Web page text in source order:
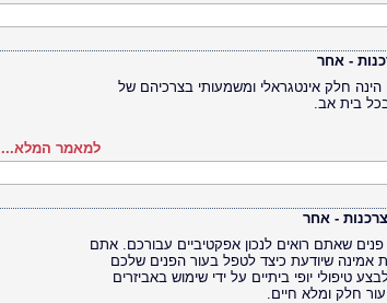
- אחר
חלק אינטגראלי ומשמעותי בצרכיהם של
בית אב.
למאמר המלא...
- אחר
פנים שאתם רואים לנכון אפקטיביים עבורכם. אתם
אמינה שיודעת כיצד לטפל בעור הפנים שלכם
טיפולי יופי ביתיים על ידי שימוש באביזרים
עור חלק ומלא חיים.